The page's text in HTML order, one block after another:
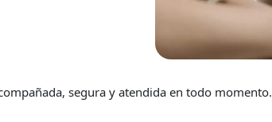
segura y atendida en todo momento.